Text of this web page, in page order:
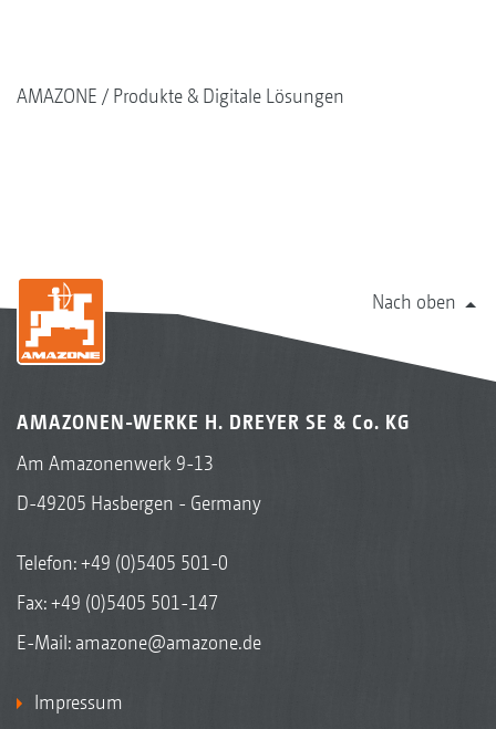
AMAZONE Produkte & Digitale Lösungen
Nach oben
AMAZONEN-WERKE H. DREYER SE & Co. KG
Am Amazonenwerk 9-13
D-49205 Hasbergen - Germany
Telefon:+49 (0)5405 501-0
Fax: +49 (0)5405 501-147
E-Mail: amazone@amazone.de
Impressum